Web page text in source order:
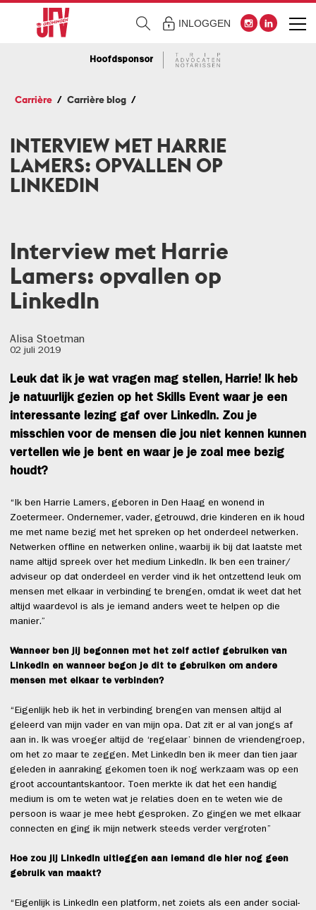
INLOGGEN
Hoofdsponsor
Carrière Carrière blog
INTERVIEW MET HARRIE
LAMERS: OPVALLEN OP
LINKEDIN
Interview met Harrie
Lamers: opvallen op
LinkedIn
Alisa Stoetman
02 juli 2019
Leuk dat ik je wat vragen mag stellen, Harrie! Ik heb
je natuurlijk gezien op het Skills Event waar je een
interessante lezing gaf over LinkedIn. Zou je
misschien voor de mensen die jou niet kennen kunnen
vertellen wie je bent en waar je je zoal mee bezig
houdt?
“Ik ben Harrie Lamers, geboren in Den Haag en wonend in
Zoetermeer. Ondernemer, vader, getrouwd, drie kinderen en ik houd
me met name bezig met het spreken op het onderdeel netwerken.
Netwerken offline en netwerken online, waarbij ik bij dat laatste met
name altijd spreek over het medium LinkedIn. Ik ben een trainer/
adviseur op dat onderdeel en verder vind ik het ontzettend leuk om
mensen met elkaar in verbinding te brengen, omdat ik weet dat het
altijd waardevol is als je iemand anders weet te helpen op die
manier.”
Wanneer ben jij begonnen met het zelf actief gebruiken van
LinkedIn en wanneer begon je dit te gebruiken om andere
mensen met elkaar te verbinden?
“Eigenlijk heb ik het in verbinding brengen van mensen altijd al
geleerd van mijn vader en van mijn opa. Dat zit er al van jongs af
aan in. Ik was vroeger altijd de ‘regelaar’ binnen de vriendengroep,
om het zo maar te zeggen. Met LinkedIn ben ik meer dan tien jaar
geleden in aanraking gekomen toen ik nog werkzaam was op een
groot accountantskantoor. Toen merkte ik dat het een handig
medium is om te weten wat je relaties doen en te weten wie de
persoon is waar je mee hebt gesproken. Zo gingen we met elkaar
connecten en ging ik mijn netwerk steeds verder vergroten”
Hoe zou jij LinkedIn uitleggen aan iemand die hier nog geen
gebruik van maakt?
“Eigenlijk is LinkedIn een platform, net zoiets als een ander social-